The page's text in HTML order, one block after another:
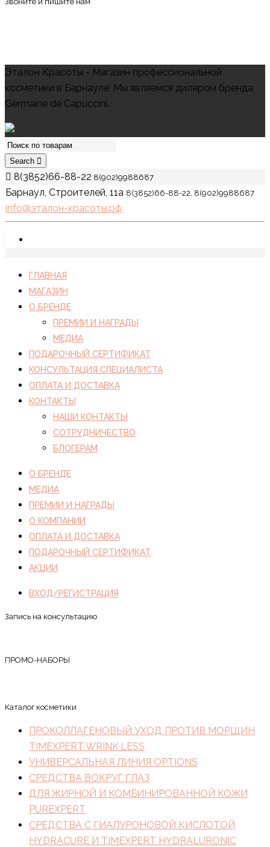
Эталон Красоты - Магазин профессиональной
косметики в Барнауле. Мы являемся дилером бренда
Germaine de Capuccini.
Search
8(3852)66-88-22 8(902)9988687
Барнаул, Строителей, 11а 8(3852)66-88-22, 8(902)9988687
info@эталон-красоты.рф
ГЛАВНАЯ
МАГАЗИН
О БРЕНДЕ
ПРЕМИИ И НАГРАДЫ
МЕДИА
ПОДАРОЧНЫЙ СЕРТИФИКАТ
КОНСУЛЬТАЦИЯ СПЕЦИАЛИСТА
ОПЛАТА И ДОСТАВКА
КОНТАКТЫ
НАШИ КОНТАКТЫ
СОТРУДНИЧЕСТВО
БЛОГЕРАМ
О БРЕНДЕ
МЕДИА
ПРЕМИИ И НАГРАДЫ
О КОМПАНИИ
ОПЛАТА И ДОСТАВКА
ПОДАРОЧНЫЙ СЕРТИФИКАТ
АКЦИИ
ВХОД/РЕГИСТРАЦИЯ
Запись на консультацию
ПРОМО-НАБОРЫ
Каталог косметики
ПРОКОЛЛАГЕНОВЫЙ УХОД ПРОТИВ МОРЩИН
TIMEXPERT WRINK·LESS
УНИВЕРСАЛЬНАЯ ЛИНИЯ OPTIONS
СРЕДСТВА ВОКРУГ ГЛАЗ
ДЛЯ ЖИРНОЙ И КОМБИНИРОВАННОЙ КОЖИ
PUREXPERT
СРЕДСТВА С ГИАЛУРОНОВОЙ КИСЛОТОЙ
HYDRACURE И TIMEXPERT HYDRALURONIC